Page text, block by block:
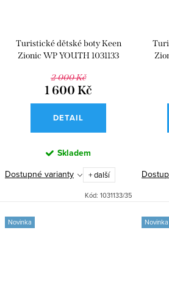
Turistické dětské boty Keen
Zionic WP YOUTH 1031133
2 000 Kč
1 600 Kč
DETAIL
Skladem
Dostupné varianty
+ další
Kód: 1031133/35
Novinka Novinka